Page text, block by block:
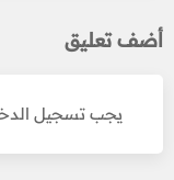
أضف تعليق
يجب تسجيل